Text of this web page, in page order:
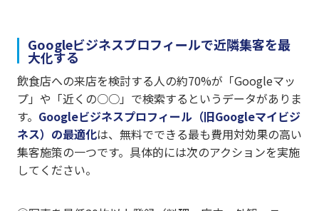
Googleビジネスプロフィールで近隣集客を最
大化する
飲食店への来店を検討する人の約70%が「Googleマッ
プ」や「近くの○○」で検索するというデータがありま
す。 Googleビジネスプロフィール（旧Googleマイビジ
ネス）の最適化は、無料でできる最も費用対効果の高い
集客施策の一つです。具体的には次のアクションを実施
してください。